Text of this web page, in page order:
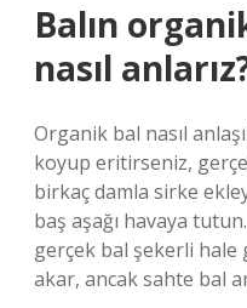
Balın
nasıl
Organik bal nasıl
koyup eritirseniz,
birkaç damla sirke
baş aşağı havaya
gerçek bal şekerli hale
akar, ancak sahte bal